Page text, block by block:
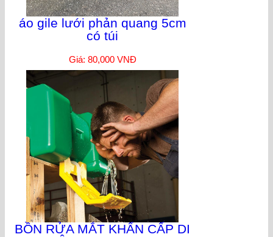
áo gile lưới phản quang 5cm
có túi
Giá: 80,000 VNĐ
BỒN RỬA MẮT KHẨN CẤP DI